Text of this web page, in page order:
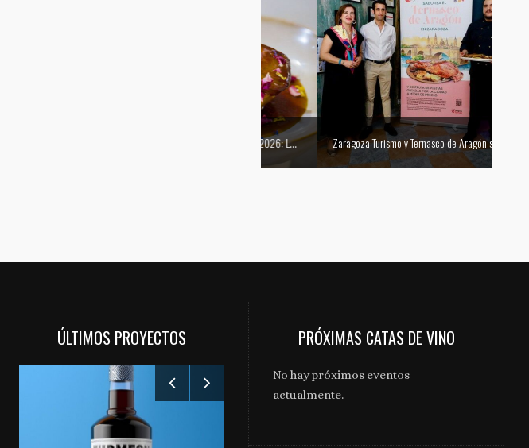
Zaragoza Turismo y Ternasco de Aragón se unen para promocionar la ciudad a través de su gastronomía
ÚLTIMOS PROYECTOS PRÓXIMAS CATAS DE VINO
No hay próximos eventos
actualmente.